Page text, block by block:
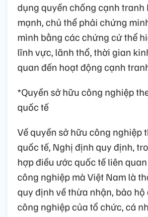
dụng quyền chống cạnh tranh
mạnh, chủ thể phải chứng
mình bằng các chứng cứ thể
lĩnh vực, lãnh thổ, thời gian
quan đến hoạt động cạnh
*Quyền sở hữu công nghiệp
quốc tế
Về quyền sở hữu công nghiệp
quốc tế, Nghị định quy định,
hợp điều ước quốc tế liên
công nghiệp mà Việt Nam là
quy định về thừa nhận, bảo hộ
công nghiệp của tổ chức, cá